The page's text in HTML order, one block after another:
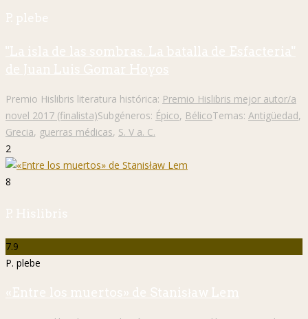
P. plebe
"La isla de las sombras. La batalla de Esfacteria"
de Juan Luis Gomar Hoyos
Premio Hislibris literatura histórica: Premio Hislibris mejor autor/a
novel 2017 (finalista)Subgéneros: Épico, BélicoTemas: Antigüedad,
Grecia, guerras médicas, S. V a. C.
2
8
P. Hislibris
7.9
P. plebe
«Entre los muertos» de Stanisław Lem